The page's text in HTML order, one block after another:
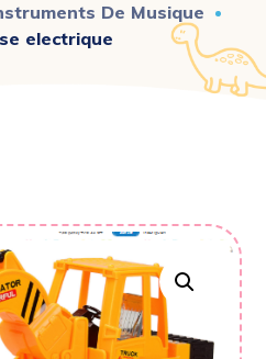
De Musique
electrique